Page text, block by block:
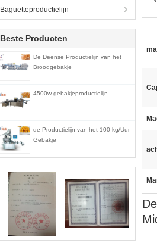
Baguetteproductielijn
Beste Producten
De Deense Productielijn van het
Broodgebakje
4500w gebakjeproductielijn
de Productielijn van het 100 kg/Uur
Gebakje